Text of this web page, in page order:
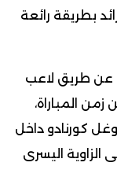
بطريقة رائعة
عن طريق لاعب
كورنادو في الدقيقة 73 من زمن المباراة،
كورنادو داخل
اليسرى